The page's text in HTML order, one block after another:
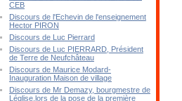
CEB
Discours de l'Echevin de l'enseignement
Hector PIRON
Discours de Luc Pierrard
Discours de Luc PIERRARD, Président
de Terre de Neufchâteau
Discours de Maurice Modard-
Inauguration Maison de village
Discours de Mr Demazy, bourgmestre de
Léglise,lors de la pose de la première